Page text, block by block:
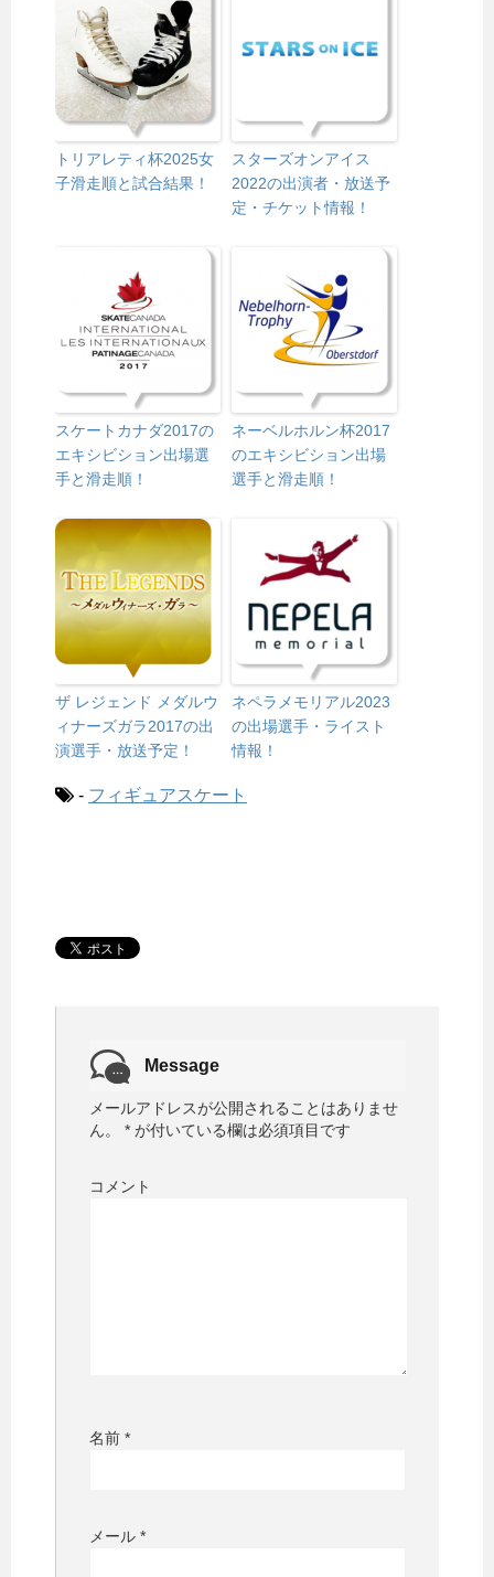
トリアレティ杯2025女
子滑走順と試合結果！
スターズオンアイス
2022の出演者・放送予
定・チケット情報！
スケートカナダ2017の
エキシビション出場選
手と滑走順！
ネーベルホルン杯2017
のエキシビション出場
選手と滑走順！
ザ レジェンド メダルウ
ィナーズガラ2017の出
演選手・放送予定！
ネペラメモリアル2023
の出場選手・ライスト
情報！
- フィギュアスケート
Message
メールアドレスが公開されることはありませ
ん。
* が付いている欄は必須項目です
コメント
名前 *
メール *